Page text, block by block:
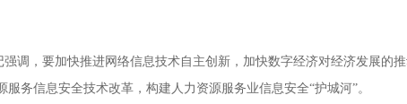
，要加快推进网络信息技术自主创新，加快数字经济对经济发展的
务信息安全技术改革，构建人力资源服务业信息安全“护城河”。